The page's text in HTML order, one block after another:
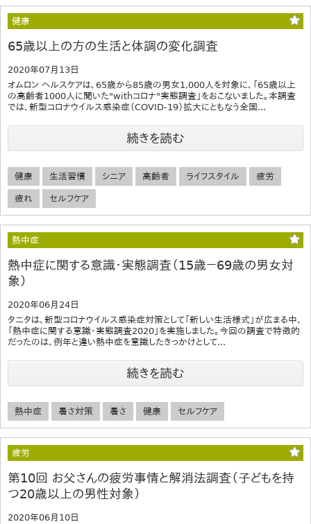
健康
65歳以上の方の生活と体調の変化調査
2020年07月13日
オムロン ヘルスケアは、65歳から85歳の男女1,000人を対象に、「65歳以上
の高齢者1000人に聞いた"withコロナ"実態調査」をおこないました。本調査
では、新型コロナウイルス感染症（COVID-19）拡大にともなう全国...
続きを読む
健康 生活習慣 シニア 高齢者 ライフスタイル 疲労
疲れ セルフケア
熱中症
熱中症に関する意識・実態調査（15歳－69歳の男女対
象）
2020年06月24日
タニタは、新型コロナウイルス感染症対策として「新しい生活様式」が広まる中、
「熱中症に関する意識・実態調査2020」を実施しました。今回の調査で特徴的
だったのは、例年と違い熱中症を意識したきっかけとして...
続きを読む
熱中症 暑さ対策 暑さ 健康 セルフケア
疲労
第10回 お父さんの疲労事情と解消法調査（子どもを持
つ20歳以上の男性対象）
2020年06月10日